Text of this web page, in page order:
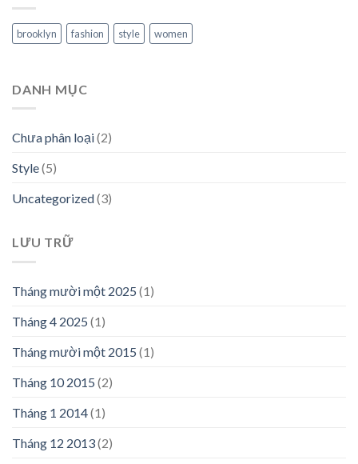
brooklyn fashion style women
DANH MỤC
Chưa phân loại(2)
Style(5)
Uncategorized(3)
LƯU TRỮ
Tháng mười một 2025 (1)
Tháng 4 2025 (1)
Tháng mười một 2015 (1)
Tháng 10 2015 (2)
Tháng 1 2014(1)
Tháng 12 2013(2)